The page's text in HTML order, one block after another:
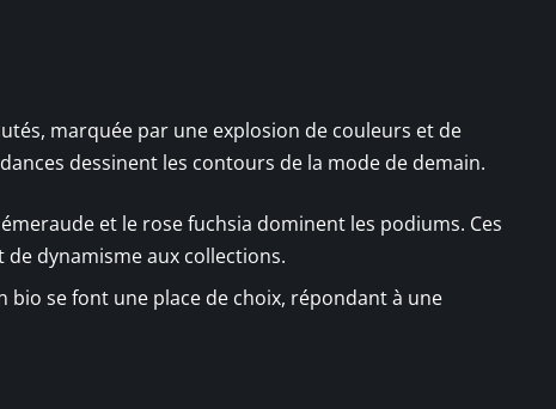
marquée par une explosion de couleurs et de
dessinent les contours de la mode de demain.
et le rose fuchsia dominent les podiums. Ces
dynamisme aux collections.
bio se font une place de choix, répondant à une